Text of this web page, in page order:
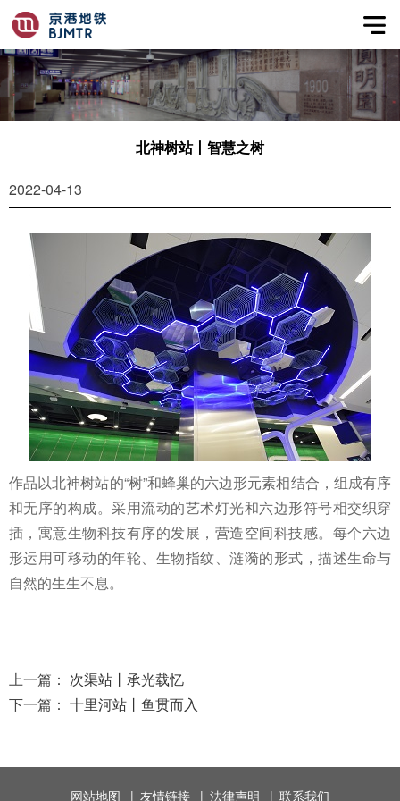
北神树站丨智慧之树
2022-04-13
作品以北神树站的“树”和蜂巢的六边形元素相结合，组成有序
和无序的构成。采用流动的艺术灯光和六边形符号相交织穿
插，寓意生物科技有序的发展，营造空间科技感。每个六边
形运用可移动的年轮、生物指纹、涟漪的形式，描述生命与
自然的生生不息。
上一篇： 次渠站丨承光载忆
下一篇： 十里河站丨鱼贯而入
网站地图 | 友情链接 | 法律声明 | 联系我们